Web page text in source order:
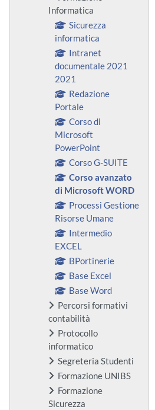
Informatica
Sicurezza
informatica
Intranet
documentale 2021
2021
Redazione
Portale
Corso di
Microsoft
PowerPoint
Corso G-SUITE
Corso avanzato
di Microsoft WORD
Processi Gestione
Risorse Umane
Intermedio
EXCEL
BPortinerie
Base Excel
Base Word
Percorsi formativi
contabilità
Protocollo
informatico
Segreteria Studenti
Formazione UNIBS
Formazione
Sicurezza